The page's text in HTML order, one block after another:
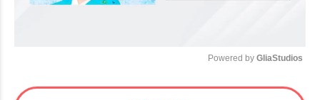
Mute
Powered by GliaStudios